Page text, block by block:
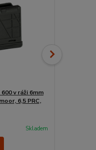
v ráži 6mm
6,5 PRC,
Skladem